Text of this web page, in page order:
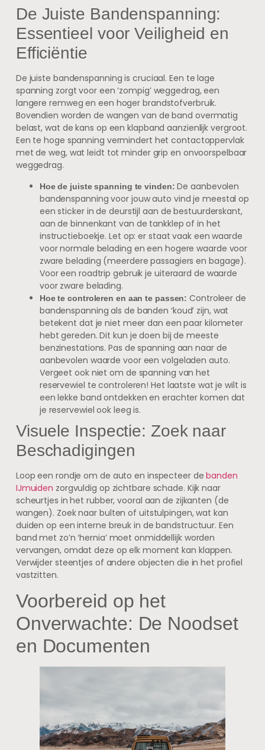
De Juiste Bandenspanning:
Essentieel voor Veiligheid en
Efficiëntie
De juiste bandenspanning is cruciaal. Een te lage
spanning zorgt voor een ‘zompig’ weggedrag, een
langere remweg en een hoger brandstofverbruik.
Bovendien worden de wangen van de band overmatig
belast, wat de kans op een klapband aanzienlijk vergroot.
Een te hoge spanning vermindert het contactoppervlak
met de weg, wat leidt tot minder grip en onvoorspelbaar
weggedrag.
Hoe de juiste spanning te vinden: De aanbevolen
bandenspanning voor jouw auto vind je meestal op
een sticker in de deurstijl aan de bestuurderskant,
aan de binnenkant van de tankklep of in het
instructieboekje. Let op: er staat vaak een waarde
voor normale belading en een hogere waarde voor
zware belading (meerdere passagiers en bagage).
Voor een roadtrip gebruik je uiteraard de waarde
voor zware belading.
Hoe te controleren en aan te passen: Controleer de
bandenspanning als de banden ‘koud’ zijn, wat
betekent dat je niet meer dan een paar kilometer
hebt gereden. Dit kun je doen bij de meeste
benzinestations. Pas de spanning aan naar de
aanbevolen waarde voor een volgeladen auto.
Vergeet ook niet om de spanning van het
reservewiel te controleren! Het laatste wat je wilt is
een lekke band ontdekken en erachter komen dat
je reservewiel ook leeg is.
Visuele Inspectie: Zoek naar
Beschadigingen
Loop een rondje om de auto en inspecteer debanden
IJmuiden zorgvuldig op zichtbare schade. Kijk naar
scheurtjes in het rubber, vooral aan de zijkanten (de
wangen). Zoek naar bulten of uitstulpingen, wat kan
duiden op een interne breuk in de bandstructuur. Een
band met zo’n ‘hernia’ moet onmiddellijk worden
vervangen, omdat deze op elk moment kan klappen.
Verwijder steentjes of andere objecten die in het profiel
vastzitten.
Voorbereid op het
Onverwachte: De Noodset
en Documenten